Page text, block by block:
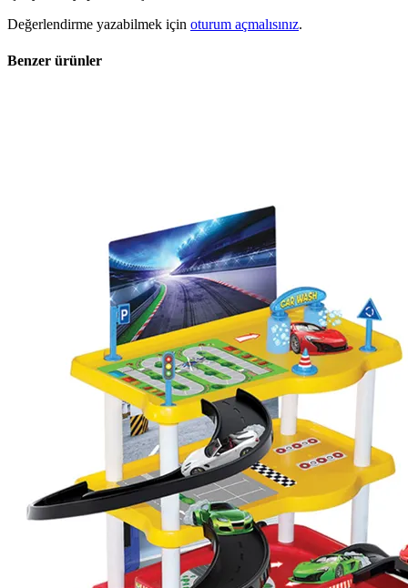
Değerlendirme yazabilmek için oturum açmalısınız.
Benzer ürünler